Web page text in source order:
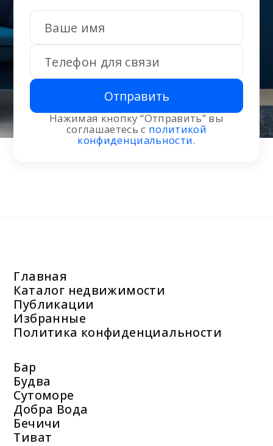
Отправить
Нажимая кнопку “Отправить” вы
соглашаетесь с политикой
конфиденциальности.
Главная
Каталог недвижимости
Публикации
Избранные
Политика конфиденциальности
Бар
Будва
Сутоморе
Добра Вода
Бечичи
Тиват